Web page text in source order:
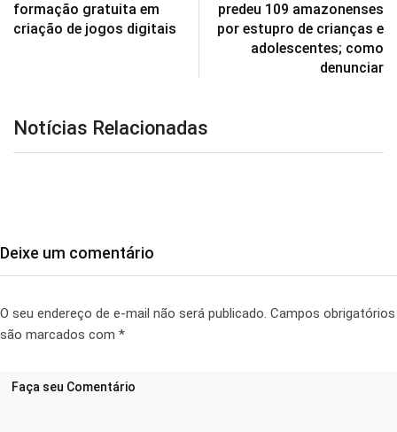
formação gratuita em
criação de jogos digitais
predeu 109 amazonenses
por estupro de crianças e
adolescentes; como
denunciar
Notícias Relacionadas
Deixe um comentário
O seu endereço de e-mail não será publicado. Campos obrigatórios
são marcados com *